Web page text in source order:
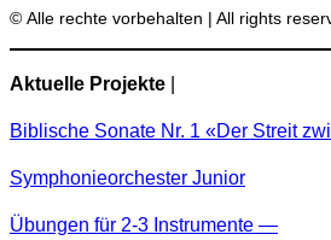
© Alle rechte vorbehalten | All rights
Aktuelle Projekte
Biblische Sonate Nr. 1 «Der Streit
Symphonieorchester Junior
Übungen für 2-3 Instrumente —